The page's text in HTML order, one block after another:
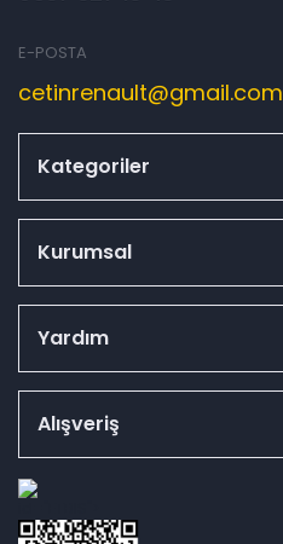
E-POSTA
cetinrenault@gmail.com
Kategoriler
Kurumsal
Yardım
Alışveriş